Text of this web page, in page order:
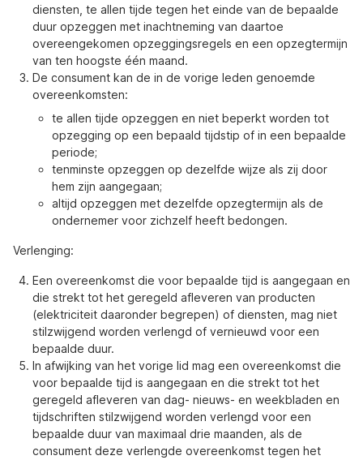
diensten, te allen tijde tegen het einde van de bepaalde
duur opzeggen met inachtneming van daartoe
overeengekomen opzeggingsregels en een opzegtermijn
van ten hoogste één maand.
De consument kan de in de vorige leden genoemde
overeenkomsten:
te allen tijde opzeggen en niet beperkt worden tot
opzegging op een bepaald tijdstip of in een bepaalde
periode;
tenminste opzeggen op dezelfde wijze als zij door
hem zijn aangegaan;
altijd opzeggen met dezelfde opzegtermijn als de
ondernemer voor zichzelf heeft bedongen.
Verlenging:
Een overeenkomst die voor bepaalde tijd is aangegaan en
die strekt tot het geregeld afleveren van producten
(elektriciteit daaronder begrepen) of diensten, mag niet
stilzwijgend worden verlengd of vernieuwd voor een
bepaalde duur.
In afwijking van het vorige lid mag een overeenkomst die
voor bepaalde tijd is aangegaan en die strekt tot het
geregeld afleveren van dag- nieuws- en weekbladen en
tijdschriften stilzwijgend worden verlengd voor een
bepaalde duur van maximaal drie maanden, als de
consument deze verlengde overeenkomst tegen het